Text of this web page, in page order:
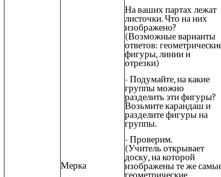
Мерка
На ваших партах лежат
листочки. Что на них
изображено?
(Возможные варианты
ответов:
фигуры, линии и
отрезки)
- Подумайте, на какие
группы можно
разделить эти фигуры?
Возьмите карандаш и
разделите фигуры на
группы.
- Проверим.
(Учитель открывает
доску, на которой
изображены те же